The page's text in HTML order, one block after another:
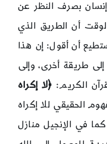
بصرف النظر عن
أن الطريق الذي
أن أقول: إن هذا
طريقة أخرى، وإلى
الكريم: ﴿لا إكراه
الحقيقي للا إكراه
في الإنجيل منازل